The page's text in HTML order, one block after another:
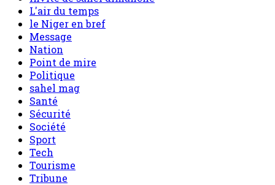
L'air du temps
le Niger en bref
Message
Nation
Point de mire
Politique
sahel mag
Santé
Sécurité
Société
Sport
Tech
Tourisme
Tribune